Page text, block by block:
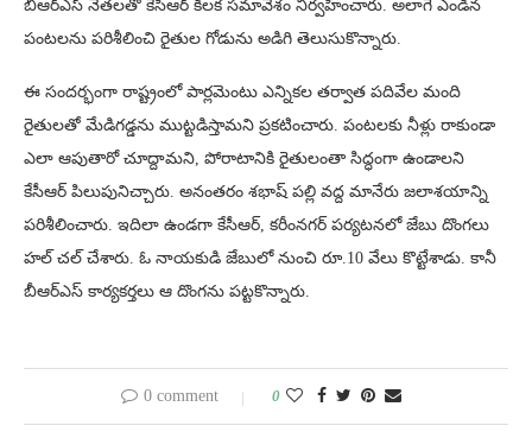
బీఆర్ఎస్ నేతలతో కేసీఆర్ కీలక సమావేశం నిర్వహించారు. అలాగే ఎండిన
పంటలను పరిశీలించి రైతుల గోడును అడిగి తెలుసుకొన్నారు.
ఈ సందర్భంగా రాష్ట్రంలో పార్లమెంటు ఎన్నికల తర్వాత పదివేల మంది
రైతులతో మేడిగడ్డను ముట్టడిస్తామని ప్రకటించారు. పంటలకు నీళ్లు రాకుండా
ఎలా ఆపుతారో చూద్దామని, పోరాటానికి రైతులంతా సిద్ధంగా ఉండాలని
కేసీఆర్ పిలుపునిచ్చారు. అనంతరం శభాష్ పల్లి వద్ద మానేరు జలాశయాన్ని
పరిశీలించారు. ఇదిలా ఉండగా కేసీఆర్, కరీంనగర్ పర్యటనలో జేబు దొంగలు
హల్ చల్ చేశారు. ఓ నాయకుడి జేబులో నుంచి రూ.10 వేలు కొట్టేశాడు. కానీ
బీఆర్ఎస్ కార్యకర్తలు ఆ దొంగను పట్టకొన్నారు.
0 comment 0